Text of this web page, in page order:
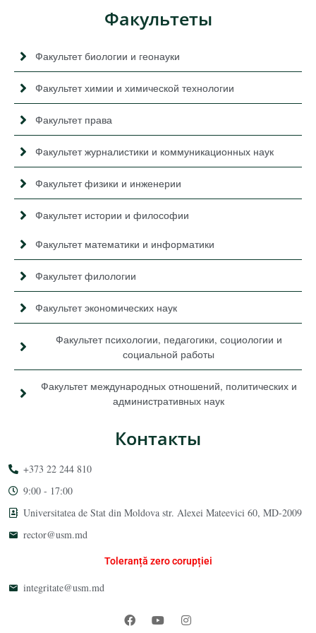
Факультеты
Факультет биологии и геонауки
Факультет химии и химической технологии
Факультет права
Факультет журналистики и коммуникационных наук
Факультет физики и инженерии
Факультет истории и философии
Факультет математики и информатики
Факультет филологии
Факультет экономических наук
Факультет психологии, педагогики, социологии и
социальной работы
Факультет международных отношений, политических и
административных наук
Контакты
+373 22 244 810
9:00 - 17:00
Universitatea de Stat din Moldova str. Alexei Mateevici 60, MD-2009
rector@usm.md
Toleranță zero corupției
integritate@usm.md